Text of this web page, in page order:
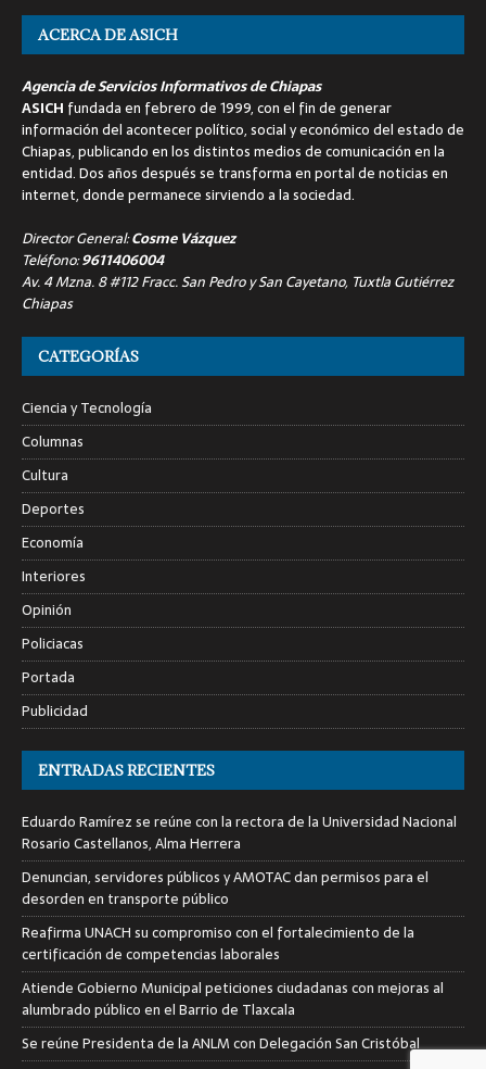
ACERCA DE ASICH
Agencia de Servicios Informativos de Chiapas
ASICH fundada en febrero de 1999, con el fin de generar
información del acontecer político, social y económico del estado de
Chiapas, publicando en los distintos medios de comunicación en la
entidad. Dos años después se transforma en portal de noticias en
internet, donde permanece sirviendo a la sociedad.
Director General:Cosme Vázquez
Teléfono:9611406004
Av. 4 Mzna. 8 #112 Fracc. San Pedro y San Cayetano, Tuxtla Gutiérrez
Chiapas
CATEGORÍAS
Ciencia y Tecnología
Columnas
Cultura
Deportes
Economía
Interiores
Opinión
Policiacas
Portada
Publicidad
ENTRADAS RECIENTES
Eduardo Ramírez se reúne con la rectora de la Universidad Nacional
Rosario Castellanos, Alma Herrera
Denuncian, servidores públicos y AMOTAC dan permisos para el
desorden en transporte público
Reafirma UNACH su compromiso con el fortalecimiento de la
certificación de competencias laborales
Atiende Gobierno Municipal peticiones ciudadanas con mejoras al
alumbrado público en el Barrio de Tlaxcala
Se reúne Presidenta de la ANLM con Delegación San Cristóbal